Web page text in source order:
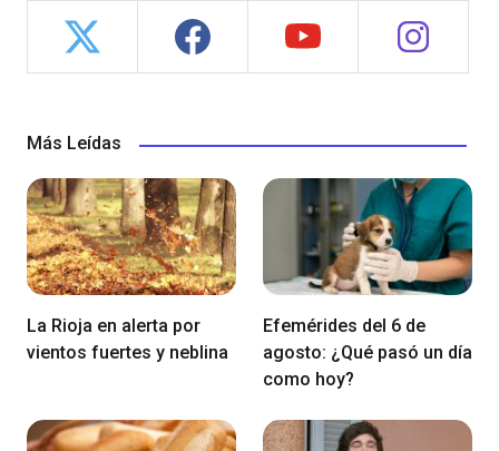
Más Leídas
La Rioja en alerta por
vientos fuertes y neblina
Efemérides del 6 de
agosto: ¿Qué pasó un día
como hoy?